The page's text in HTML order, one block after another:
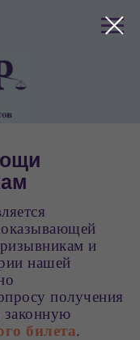
оказывающей
и
нашей
получения
законную
билета.